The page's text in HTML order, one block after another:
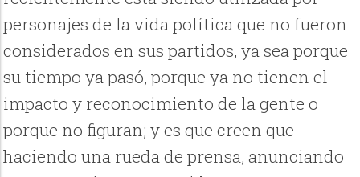
personajes de la vida política que no fueron
considerados en sus partidos, ya sea porque
su tiempo ya pasó, porque ya no tienen el
impacto y reconocimiento de la gente o
porque no figuran; y es que creen que
haciendo una rueda de prensa, anunciando